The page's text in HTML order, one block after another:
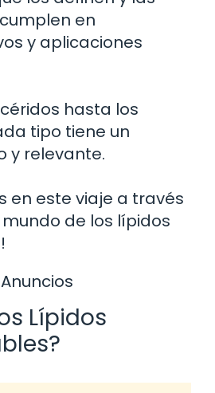
en
y aplicaciones
hasta los
tipo tiene un
y relevante.
en este viaje a través
de los lípidos
Anuncios
Lípidos